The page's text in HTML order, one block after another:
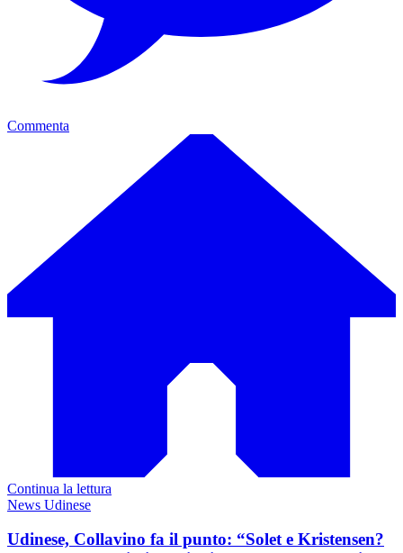
Commenta
Continua la lettura
News Udinese
Udinese, Collavino fa il punto: “Solet e Kristensen?